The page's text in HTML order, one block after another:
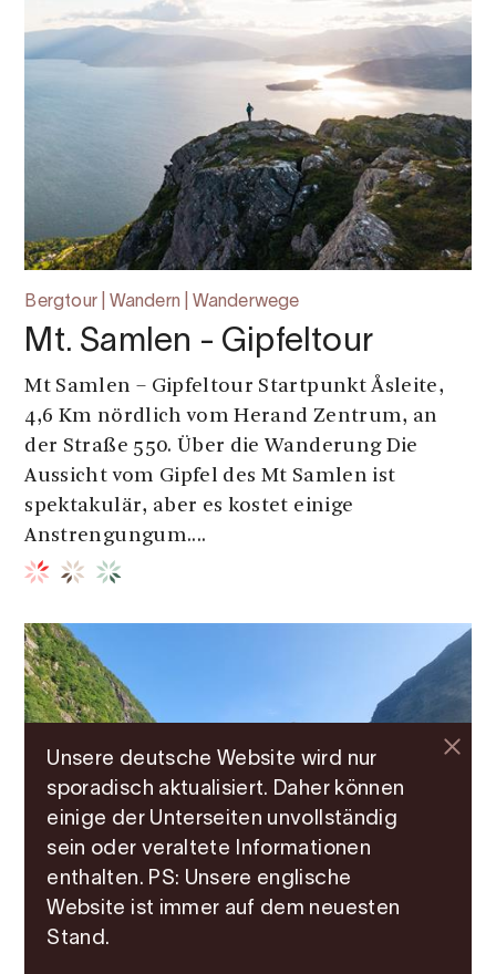
Bergtour | Wandern | Wanderwege
Mt. Samlen - Gipfeltour
Mt Samlen – Gipfeltour Startpunkt Åsleite,
4,6 Km nördlich vom Herand Zentrum, an
der Straße 550. Über die Wanderung Die
Aussicht vom Gipfel des Mt Samlen ist
spektakulär, aber es kostet einige
Anstrengungum....
Unsere deutsche Website wird nur
sporadisch aktualisiert. Daher können
einige der Unterseiten unvollständig
sein oder veraltete Informationen
enthalten. PS: Unsere englische
Website ist immer auf dem neuesten
Stand.